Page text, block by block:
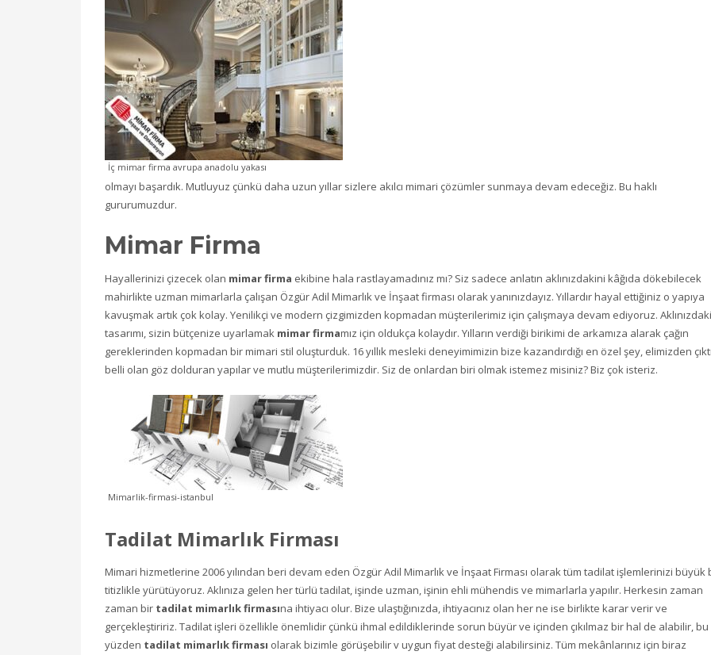
İç mimar firma avrupa anadolu yakası
olmayı başardık. Mutluyuz çünkü daha uzun yıllar sizlere akılcı mimari çözümler sunmaya devam edeceğiz. Bu haklı
gururumuzdur.
Mimar Firma
Hayallerinizi çizecek olan mimar firma ekibine hala rastlayamadınız mı? Siz sadece anlatın aklınızdakini kâğıda dökebilecek
mahirlikte uzman mimarlarla çalışan Özgür Adil Mimarlık ve İnşaat firması olarak yanınızdayız. Yıllardır hayal ettiğiniz o yapıya
kavuşmak artık çok kolay. Yenilikçi ve modern çizgimizden kopmadan müşterilerimiz için çalışmaya devam ediyoruz. Aklınızdaki
tasarımı, sizin bütçenize uyarlamak mimar firmamız için oldukça kolaydır. Yılların verdiği birikimi de arkamıza alarak çağın
gereklerinden kopmadan bir mimari stil oluşturduk. 16 yıllık mesleki deneyimimizin bize kazandırdığı en özel şey, elimizden
belli olan göz dolduran yapılar ve mutlu müşterilerimizdir. Siz de onlardan biri olmak istemez misiniz? Biz çok isteriz.
Mimarlik-firmasi-istanbul
Tadilat Mimarlık Firması
Mimari hizmetlerine 2006 yılından beri devam eden Özgür Adil Mimarlık ve İnşaat Firması olarak tüm tadilat işlemlerinizi büyük
titizlikle yürütüyoruz. Aklınıza gelen her türlü tadilat, işinde uzman, işinin ehli mühendis ve mimarlarla yapılır. Herkesin zaman
zaman bir tadilat mimarlık firmasına ihtiyacı olur. Bize ulaştığınızda, ihtiyacınız olan her ne ise birlikte karar verir ve
gerçekleştiririz. Tadilat işleri özellikle önemlidir çünkü ihmal edildiklerinde sorun büyür ve içinden çıkılmaz bir hal de alabilir, bu
yüzden tadilat mimarlık firması olarak bizimle görüşebilir v uygun fiyat desteği alabilirsiniz. Tüm mekânlarınız için biraz